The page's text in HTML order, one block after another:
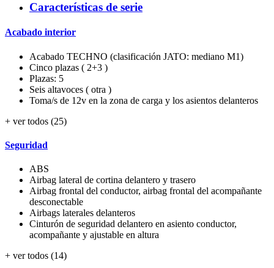
Características de serie
Acabado interior
Acabado TECHNO (clasificación JATO: mediano M1)
Cinco plazas ( 2+3 )
Plazas: 5
Seis altavoces ( otra )
Toma/s de 12v en la zona de carga y los asientos delanteros
+ ver todos (25)
Seguridad
ABS
Airbag lateral de cortina delantero y trasero
Airbag frontal del conductor, airbag frontal del acompañante
desconectable
Airbags laterales delanteros
Cinturón de seguridad delantero en asiento conductor,
acompañante y ajustable en altura
+ ver todos (14)